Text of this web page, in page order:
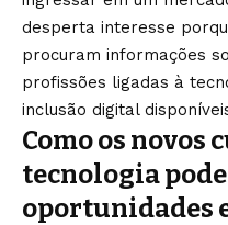
desperta interesse
procuram informações
profissões ligadas à
inclusão digital
Como os novos
tecnologia
oportunidades